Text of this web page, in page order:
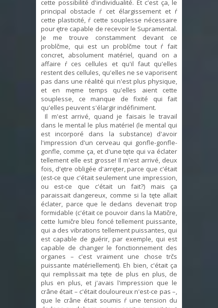
cette possibilité d'individualité. Et c'est ça, le
principal obstacle ŕ cet élargissement et ŕ
cette plasticité, ŕ cette souplesse nécessaire
pour ętre capable de recevoir le Supramental.
Je me trouve constamment devant ce
problčme, qui est un problčme tout ŕ fait
concret, absolument matériel, quand on a
affaire ŕ ces cellules et qu'il faut qu'elles
restent des cellules, qu'elles ne se vaporisent
pas dans une réalité qui n'est plus physique,
et en męme temps qu'elles aient cette
souplesse, ce manque de fixité qui fait
qu'elles peuvent s'élargir indéfiniment.
Il m'est arrivé, quand je faisais le travail
dans le mental le plus matériel (le mental qui
est incorporé dans la substance) d'avoir
l'impression d'un cerveau qui gonfle-gonfle-
gonfle, comme ça, et d'une tęte qui va éclater
tellement elle est grosse! Il m'est arrivé, deux
fois, d'ętre obligée d'arręter, parce que c'était
(est-ce que c'était seulement une impression,
ou est-ce que c'était un fait?) mais ça
paraissait dangereux, comme si la tęte allait
éclater, parce que le dedans devenait trop
formidable (c'était ce pouvoir dans la Matičre,
cette lumičre bleu foncé tellement puissante,
qui a des vibrations tellement puissantes, qui
est capable de guérir, par exemple, qui est
capable de changer le fonctionnement des
organes – c'est vraiment une chose trčs
puissante matériellement). Eh bien, c'était ça
qui remplissait ma tęte de plus en plus, de
plus en plus, et j'avais l'impression que le
crâne était – c'était douloureux n'est-ce pas –,
que le crâne était soumis ŕ une tension du